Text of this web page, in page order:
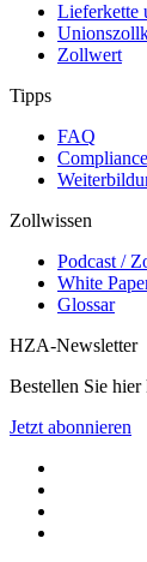
Lieferkette
Zollwert
Tipps
FAQ
Zollwissen
Podcast /
White
Glossar
HZA-Newsletter
Bestellen Sie
Jetzt abonnieren